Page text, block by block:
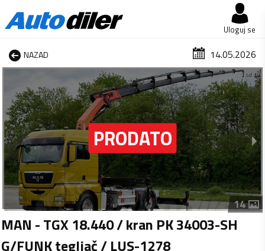
Uloguj se
NAZAD 14.05.2026
1 od 14
14
MAN - TGX 18.440 / kran PK 34003-SH
G/FUNK tegljač / LUS-1278